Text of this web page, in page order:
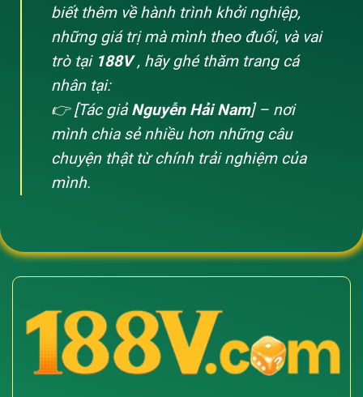
biết thêm về hành trình khởi nghiệp,
những giá trị mà mình theo đuổi, và vai
trò tại 188V, hãy ghé thăm trang cá
nhân tại:
👉 [Tác giả Nguyễn Hải Nam] – nơi
mình chia sẻ nhiều hơn những câu
chuyện thật từ chính trải nghiệm của
mình.